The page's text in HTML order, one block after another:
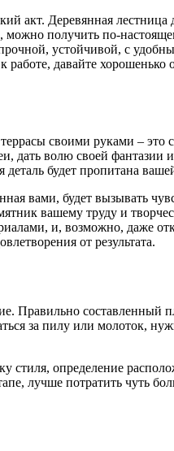
акт. Деревянная
получить по-
устойчивой, с
давайте
своими руками –
волю своей фантазии
будет пропитана
вами, будет вызывать
вашему труду и
и, возможно, даже
от результата.
Правильно составленный
за пилу или молоток,
стиля, определение
лучше потратить чуть